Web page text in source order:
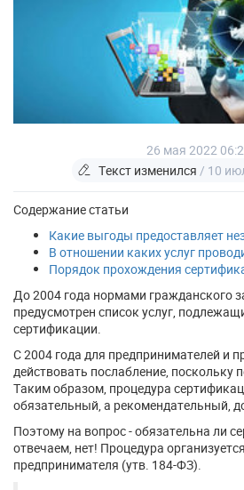
26 мая 2022
Текст изменился / 10
Содержание статьи
Какие выгоды предоставляет
В отношении каких услуг
Порядок прохождения
До 2004 года нормами гражданского
предусмотрен список услуг,
сертификации.
С 2004 года для предпринимателей и
действовать послабление, поскольку
Таким образом, процедура
обязательный, а рекомендательный,
Поэтому на вопрос - обязательна ли
отвечаем, нет! Процедура
предпринимателя (утв. 184-ФЗ).